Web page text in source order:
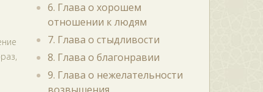
6. Глава о хорошем
отношении к людям
7. Глава о стыдливости
8. Глава о благонравии
9. Глава о нежелательности